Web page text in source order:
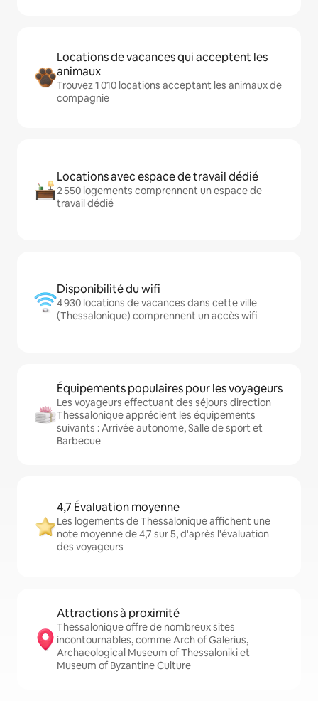
Locations de vacances qui acceptent les
animaux
Trouvez 1 010 locations acceptant les animaux de
compagnie
Locations avec espace de travail dédié
2 550 logements comprennent un espace de
travail dédié
Disponibilité du wifi
4 930 locations de vacances dans cette ville
(Thessalonique) comprennent un accès wifi
Équipements populaires pour les voyageurs
Les voyageurs effectuant des séjours direction
Thessalonique apprécient les équipements
suivants : Arrivée autonome, Salle de sport et
Barbecue
4,7 Évaluation moyenne
Les logements de Thessalonique affichent une
note moyenne de 4,7 sur 5, d'après l'évaluation
des voyageurs
Attractions à proximité
Thessalonique offre de nombreux sites
incontournables, comme Arch of Galerius,
Archaeological Museum of Thessaloniki et
Museum of Byzantine Culture